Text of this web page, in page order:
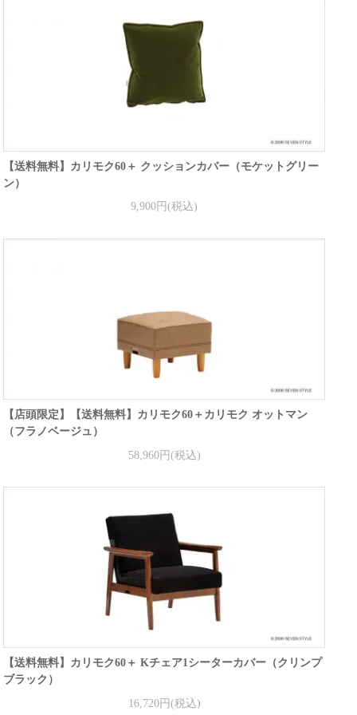
【送料無料】カリモク60＋ クッションカバー（モケットグリー
ン）
9,900円(税込)
【店頭限定】【送料無料】カリモク60＋カリモク オットマン
（フラノベージュ）
58,960円(税込)
【送料無料】カリモク60＋ Kチェア1シーターカバー（クリンプ
ブラック）
16,720円(税込)